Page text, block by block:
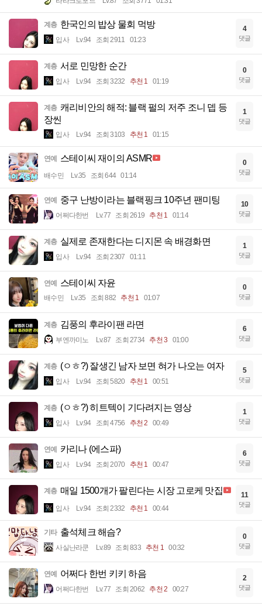
계층 한국인의 밥상 물회 먹방
입사 Lv.94 조회 2911 01:23
4
댓글
계층 서로 민망한 순간
입사 Lv.94 조회 3232 추천 1 01:19
0
댓글
계층 캐리비안의 해적: 블랙 펄의 저주 조니 뎁 등
장씬
입사 Lv.94 조회 3103 추천 1 01:15
1
댓글
연예 스테이씨 재이의 ASMR
배수민 Lv.35 조회 644 01:14
0
댓글
연예 중구 난방이라는 블랙핑크 10주년 팬미팅
어쩌다한번 Lv.77 조회 2619 추천 1 01:14
10
댓글
계층 실제로 존재한다는 디지몬 속 배경화면
입사 Lv.94 조회 2307 01:11
1
댓글
연예 스테이씨 자윤
배수민 Lv.35 조회 882 추천 1 01:07
0
댓글
계층 김풍의 후라이팬 라면
부엔까미노 Lv.87 조회 2734 추천 3 01:00
6
댓글
계층 (ㅇㅎ?) 잘생긴 남자 보면 혀가 나오는 여자
입사 Lv.94 조회 5820 추천 1 00:51
5
댓글
계층 (ㅇㅎ?) 히트텍이 기다려지는 영상
입사 Lv.94 조회 4756 추천 2 00:49
1
댓글
연예 카리나 (에스파)
입사 Lv.94 조회 2070 추천 1 00:47
6
댓글
계층 매일 1500개가 팔린다는 시장 고로케 맛집
입사 Lv.94 조회 2332 추천 1 00:44
11
댓글
기타 출석체크 해슴?
사실난라쿤 Lv.89 조회 833 추천 1 00:32
0
댓글
연예 어쩌다 한번 키키 하음
어쩌다한번 Lv.77 조회 2062 추천 2 00:27
2
댓글